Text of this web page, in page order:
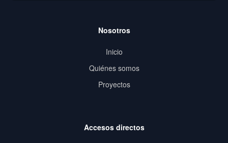
Nosotros
Inicio
Quiénes somos
Proyectos
Accesos directos